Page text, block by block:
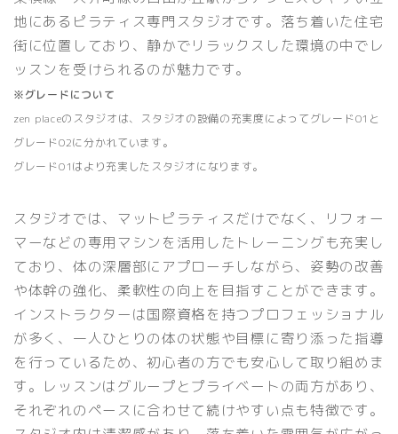
地にあるピラティス専門スタジオです。落ち着いた住宅
街に位置しており、静かでリラックスした環境の中でレ
ッスンを受けられるのが魅力です。
※グレードについて
zen placeのスタジオは、スタジオの設備の充実度によってグレード01 と
グレード02に分かれています。
グレード01はより充実したスタジオになります。
スタジオでは、マットピラティスだけでなく、リフォー
マーなどの専用マシンを活用したトレーニングも充実し
ており、体の深層部にアプローチしながら、姿勢の改善
や体幹の強化、柔軟性の向上を目指すことができます。
インストラクターは国際資格を持つプロフェッショナル
が多く、一人ひとりの体の状態や目標に寄り添った指導
を行っているため、初心者の方でも安心して取り組めま
す。レッスンはグループとプライベートの両方があり、
それぞれのペースに合わせて続けやすい点も特徴です。